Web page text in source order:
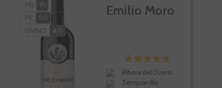
PÑ
91
PK
90
VIVINO
4,0
Emilio Moro
Ribera del Duero
Tempranillo